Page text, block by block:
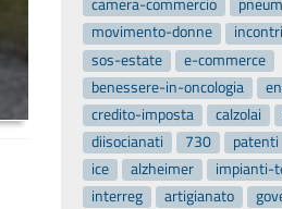
camera-commercio
movimento-donne
incontri
sos-estate
e-commerce
benessere-in-oncologia
credito-imposta
calzolai
diisocianati
730 patenti
ice
alzheimer impianti-
interreg
artigianato